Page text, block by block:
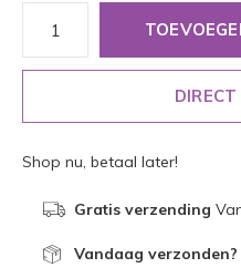
Shop nu, betaal later!
Gratis verzending
Vandaag verzonden?